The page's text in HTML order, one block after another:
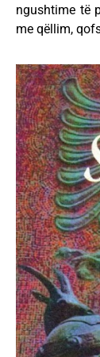
ngushtime të
me qëllim,